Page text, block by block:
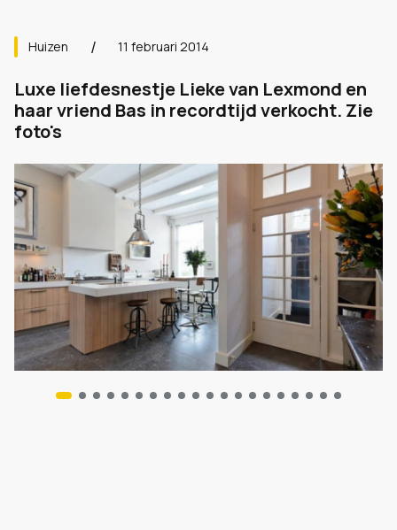
Huizen 11 februari 2014
Luxe liefdesnestje Lieke van Lexmond en
haar vriend Bas in recordtijd verkocht. Zie
foto's